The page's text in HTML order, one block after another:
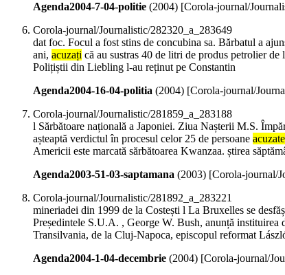
Agenda2004-7-04-politie (2004) [Corola-journal/
Corola-journal/Journalistic/282320_a_283649
dat foc. Focul a fost stins de concubina sa. Bărbatul a
ani, acuzați că au sustras 40 de litri de produs petrolier
Polițiștii din Liebling l-au reținut pe Constantin
Agenda2004-16-04-politia (2004) [Corola-journal/
Corola-journal/Journalistic/281859_a_283188
l Sărbătoare națională a Japoniei. Ziua Nașterii M.S.
așteaptă verdictul în procesul celor 25 de persoane acuzate
Americii este marcată sărbătoarea Kwanzaa. știrea
Agenda2003-51-03-saptamana (2003) [Corola-journal/
Corola-journal/Journalistic/281892_a_283221
mineriadei din 1999 de la Costești l La Bruxelles se
Președintele S.U.A. , George W. Bush, anunță
Transilvania, de la Cluj-Napoca, episcopul reformat
Agenda2004-1-04-decembrie (2004) [Corola-journal/